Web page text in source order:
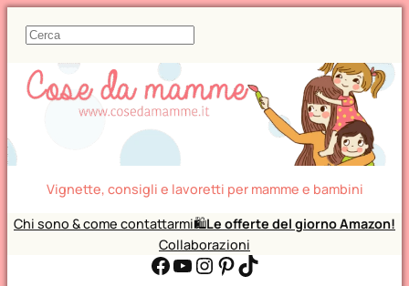
C
r
c
Vignette, consigli e lavoretti per mamme e bambini
Chi sono & come contattarmi🛍️Le offerte del giorno Amazon!
Collaborazioni
Facebook YouTube Instagram Pinterest TikTok